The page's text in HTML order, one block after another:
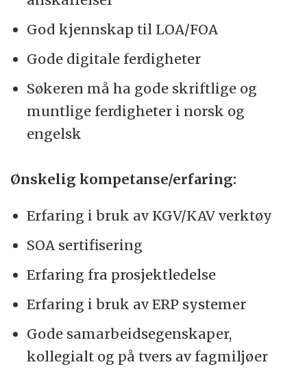
God kjennskap til LOA/FOA
Gode digitale ferdigheter
Søkeren må ha gode skriftlige og
muntlige ferdigheter i norsk og
engelsk
Ønskelig kompetanse/erfaring:
Erfaring i bruk av KGV/KAV verktøy
SOA sertifisering
Erfaring fra prosjektledelse
Erfaring i bruk av ERP systemer
Gode samarbeidsegenskaper,
kollegialt og på tvers av fagmiljøer